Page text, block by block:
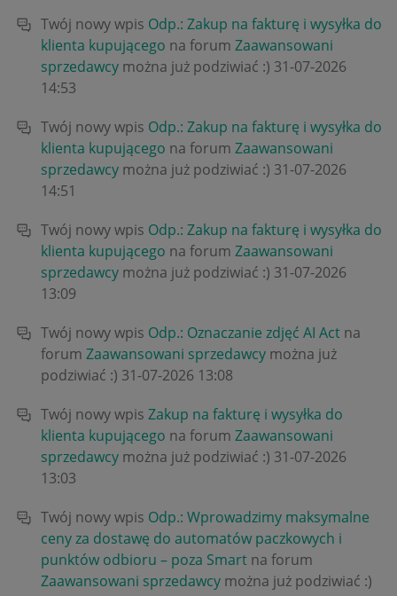
Twój nowy wpis Odp.: Zakup na fakturę i wysyłka do
klienta kupującego na forum Zaawansowani
sprzedawcy można już podziwiać :) ‎31-07-2026
14:53
Twój nowy wpis Odp.: Zakup na fakturę i wysyłka do
klienta kupującego na forum Zaawansowani
sprzedawcy można już podziwiać :) ‎31-07-2026
14:51
Twój nowy wpis Odp.: Zakup na fakturę i wysyłka do
klienta kupującego na forum Zaawansowani
sprzedawcy można już podziwiać :) ‎31-07-2026
13:09
Twój nowy wpis Odp.: Oznaczanie zdjęć AI Act na
forum Zaawansowani sprzedawcy można już
podziwiać :) ‎31-07-2026 13:08
Twój nowy wpis Zakup na fakturę i wysyłka do
klienta kupującego na forum Zaawansowani
sprzedawcy można już podziwiać :) ‎31-07-2026
13:03
Twój nowy wpis Odp.: Wprowadzimy maksymalne
ceny za dostawę do automatów paczkowych i
punktów odbioru – poza Smart na forum
Zaawansowani sprzedawcy można już podziwiać :)